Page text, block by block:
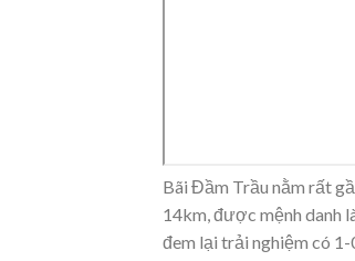
Bãi Đầm Trầu nằm rất
14km, được mệnh danh
đem lại trải nghiệm có 1-